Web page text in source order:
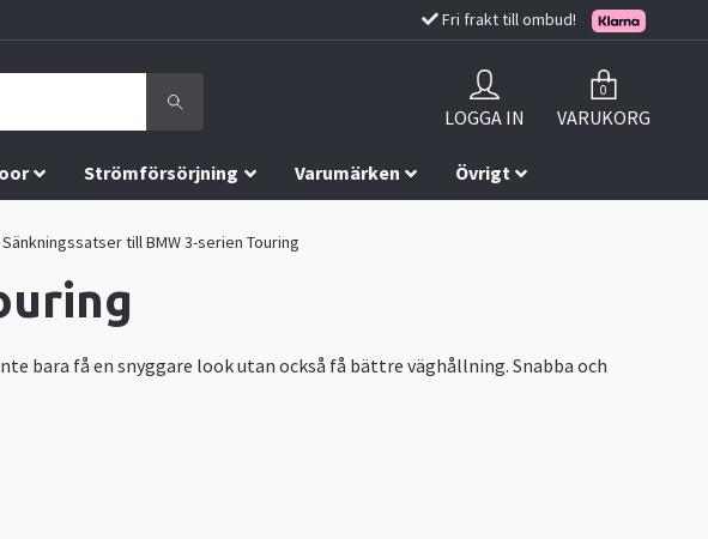
Fri frakt till ombud!
LOGGA IN
0
VARUKORG
Strömförsörjning Varumärken Övrigt
Sänkningssatser till BMW 3-serien Touring
bara få en snyggare look utan också få bättre väghållning. Snabba och